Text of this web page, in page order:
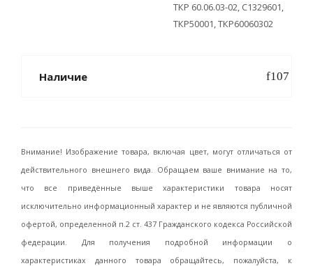
ТКР 60.06.03-02, C1329601,
ТКР50001, ТКР60060302
Наличие
Внимание! Изображение товара, включая цвет, могут отличаться от
действительного внешнего вида. Обращаем ваше внимание на то,
что все приведённые выше характеристики товара носят
исключительно информационный характер и не являются публичной
офертой, определенной п.2 ст. 437 Гражданского кодекса Российской
федерации. Для получения подробной информации о
характеристиках данного товара обращайтесь, пожалуйста, к